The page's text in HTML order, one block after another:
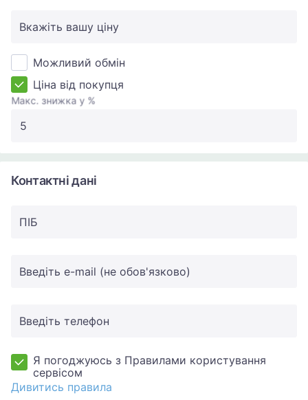
Вкажіть вашу ціну
Можливий обмін
Ціна від покупця
Макс. знижка у %
Контактні дані
ПIБ
Введіть e-mail (не обов'язково)
Введіть телефон
Я погоджуюсь з Правилами користування
сервісом
Дивитись правила